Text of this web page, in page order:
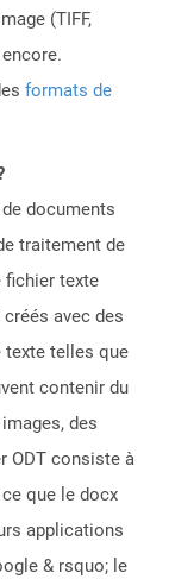
(TIFF,
formats de
documents
traitement de
fichier texte
avec des
texte telles que
contenir du
des
ODT consiste à
que le docx
applications
& rsquo; le